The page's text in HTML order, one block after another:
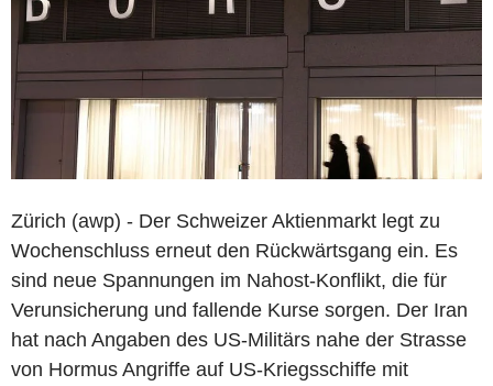
Zürich (awp) - Der Schweizer Aktienmarkt legt zu
Wochenschluss erneut den Rückwärtsgang ein. Es
sind neue Spannungen im Nahost-Konflikt, die für
Verunsicherung und fallende Kurse sorgen. Der Iran
hat nach Angaben des US-Militärs nahe der Strasse
von Hormus Angriffe auf US-Kriegsschiffe mit